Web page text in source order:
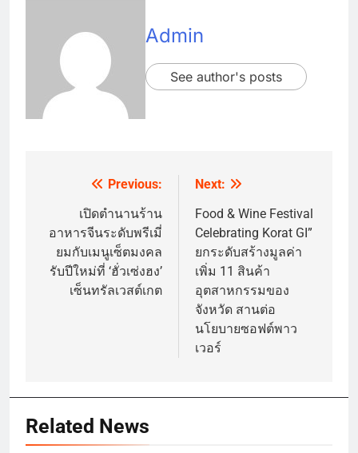
Admin
See author's posts
navigation
Previous:
เปิดตำนานร้าน
อาหารจีนระดับพรีเมี่
ยมกับเมนูเซ็ตมงคล
รับปีใหม่ที่ ‘ฮั่วเซ่งฮง’
เซ็นทรัลเวสต์เกต
Next:
Food & Wine Festival
Celebrating Korat GI”
ยกระดับสร้างมูลค่า
เพิ่ม 11 สินค้า
อุตสาหกรรมของ
จังหวัด สานต่อ
นโยบายซอฟต์พาว
เวอร์
Related News